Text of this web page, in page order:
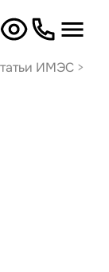
Версия
для слабовидящих
ИМЭС>